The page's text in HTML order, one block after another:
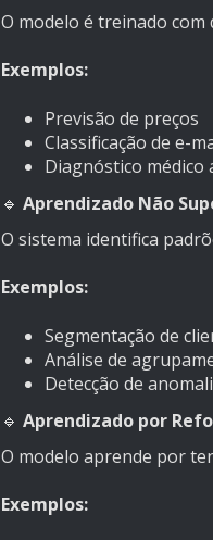
O modelo é treinado com
Exemplos:
Previsão de preços
Classificação de e-
Diagnóstico médico
🔹 Aprendizado Não
O sistema identifica
Exemplos:
Segmentação de
Análise de
Detecção de
🔹 Aprendizado por
O modelo aprende por
Exemplos: